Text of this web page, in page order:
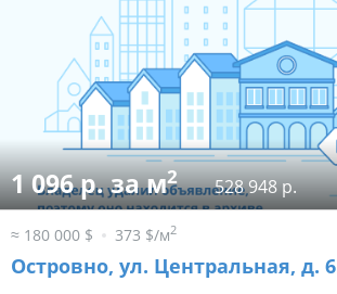
1 096 р. за м2 528 948 р.
≈ 180 000 $ 373 $/м2
Островно, ул. Центральная, д. 6